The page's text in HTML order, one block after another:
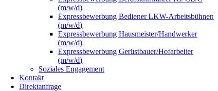
(m/w/d)
Expressbewerbung Bediener LKW-Arbeitsbühnen
(m/w/d)
Expressbewerbung Hausmeister/Handwerker
(m/w/d)
Expressbewerbung Gerüstbauer/Hofarbeiter
(m/w/d)
Soziales Engagement
Kontakt
Direktanfrage